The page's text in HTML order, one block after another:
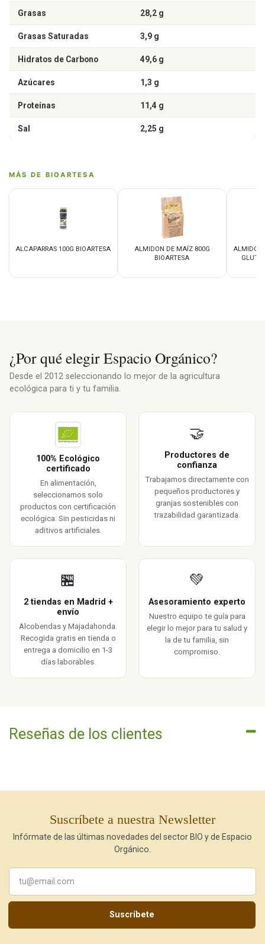
Grasas 28,2 g
Grasas Saturadas 3,9 g
Hidratos de Carbono 49,6 g
Azúcares 1,3 g
Proteínas 11,4 g
Sal 2,25 g
MÁS DE BIOARTESA
ALCAPARRAS 100G BIOARTESA
ALMIDON DE MAÍZ 800G
BIOARTESA
ALMIDON
¿Por qué elegir Espacio Orgánico?
Desde el 2012 seleccionando lo mejor de la agricultura
ecológica para ti y tu familia.
100% Ecológico
certificado
En alimentación,
seleccionamos solo
productos con certificación
ecológica. Sin pesticidas ni
aditivos artificiales.
🤝
Productores de
confianza
Trabajamos directamente con
pequeños productores y
granjas sostenibles con
trazabilidad garantizada.
🏪
2 tiendas en Madrid +
envío
Alcobendas y Majadahonda.
Recogida gratis en tienda o
entrega a domicilio en 1-3
días laborables.
💚
Asesoramiento experto
Nuestro equipo te guía para
elegir lo mejor para tu salud y
la de tu familia, sin
compromiso.
Reseñas de los clientes
Suscríbete a nuestra Newsletter
Infórmate de las últimas novedades del sector BIO y de Espacio
Orgánico.
Suscríbete